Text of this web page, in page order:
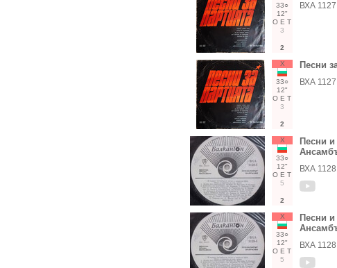
33○
12"
О Е Т
3
2
ВХА 1127
Х
33○
12"
О Е Т
3
2
Песни
ВХА 1127
Х
33○
12"
О Е Т
5
2
Песни
ВХА 1128
Х
33○
12"
О Е Т
5
Песни
ВХА 1128